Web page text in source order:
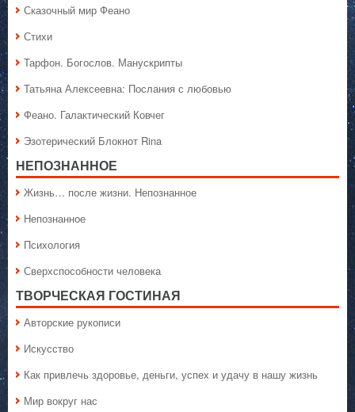
Сказочный мир Феано
Стихи
Тарфон. Богослов. Манускрипты
Татьяна Алексеевна: Послания с любовью
Феано. Галактический Ковчег
Эзотерический Блокнот Rina
НЕПОЗНАННОЕ
Жизнь… после жизни. Непознанное
Непознанное
Психология
Сверхспособности человека
ТВОРЧЕСКАЯ ГОСТИНАЯ
Авторские рукописи
Искусство
Как привлечь здоровье, деньги, успех и удачу в нашу жизнь
Мир вокруг нас